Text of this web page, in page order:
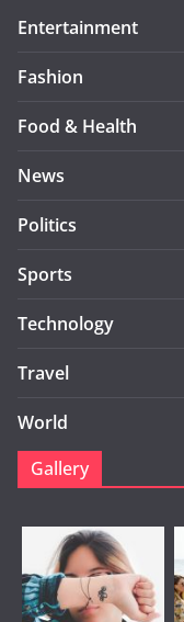
Entertainment
Fashion
Food & Health
News
Politics
Sports
Technology
Travel
World
Gallery